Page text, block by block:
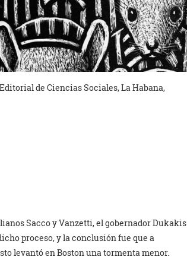
de Ciencias Sociales, La Habana,
Sacco y Vanzetti, el gobernador Dukakis
proceso, y la conclusión fue que a
levantó en Boston una tormenta menor.